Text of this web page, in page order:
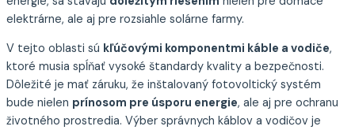
elektrárne, ale aj pre rozsiahle solárne farmy.
V tejto oblasti sú kľúčovými komponentmi káble a vodiče,
ktoré musia spĺňať vysoké štandardy kvality a bezpečnosti.
Dôležité je mať záruku, že inštalovaný fotovoltický systém
bude nielen prínosom pre úsporu energie, ale aj pre ochranu
životného prostredia. Výber správnych káblov a vodičov je